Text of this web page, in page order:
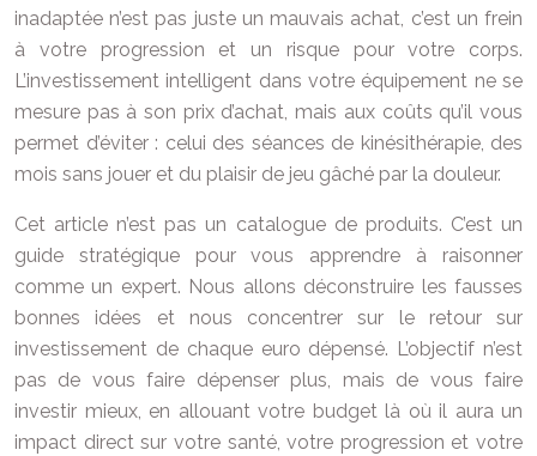
inadaptée n’est pas juste un mauvais achat, c’est un frein
à votre progression et un risque pour votre corps.
L’investissement intelligent dans votre équipement ne se
mesure pas à son prix d’achat, mais aux coûts qu’il vous
permet d’éviter : celui des séances de kinésithérapie, des
mois sans jouer et du plaisir de jeu gâché par la douleur.
Cet article n’est pas un catalogue de produits. C’est un
guide stratégique pour vous apprendre à raisonner
comme un expert. Nous allons déconstruire les fausses
bonnes idées et nous concentrer sur le retour sur
investissement de chaque euro dépensé. L’objectif n’est
pas de vous faire dépenser plus, mais de vous faire
investir mieux, en allouant votre budget là où il aura un
impact direct sur votre santé, votre progression et votre